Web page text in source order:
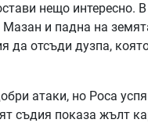
нещо интересно.
и падна на
да отсъди дузпа,
атаки, но Роса
съдия показа жълт